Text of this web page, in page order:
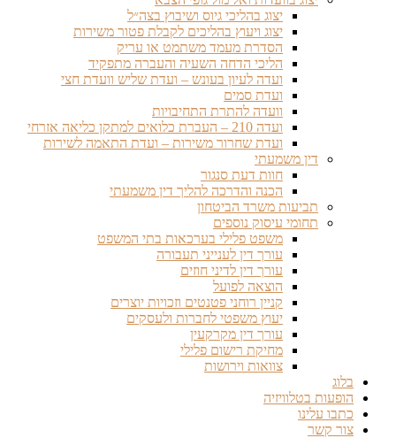
יצוג בהליכי גיוס ושיבוץ בצה״ל
יצוג ויעוץ בהליכים לקבלת פטור משירות
הסדרת מעמד משתמט או עריק
הליכי הדחה השעיה והעברה מתפקיד
ועדה לעיון בעונש – ועדת שליש וועדת חצי
ועדת סמים
וועדה להתרת התחיבויות
ועדה 210 – העברת כלואים למתקן כליאה אזרחי
ועדת שחרור משירות – ועדת התאמה לשירות
דין משמעתי
חוות דעת סנגור
הכנה והדרכה להליך דין משמעתי
תביעות משרד הביטחון
תחומי עיסוק נוספים
משפט פלילי בערכאות בתי המשפט
עורך דין לענייני תעבורה
עורך דין לדיני חוזים
הוצאה לפועל
קניין רוחני פטנטים וזכויות יוצרים
יעוץ משפטי לחברות ולעסקים
עורך דין מקרקעין
מחיקת רישום פלילי
צוואות וירושות
בלוג
הופעות בטלוויזיה
כתבו עלינו
צור קשר